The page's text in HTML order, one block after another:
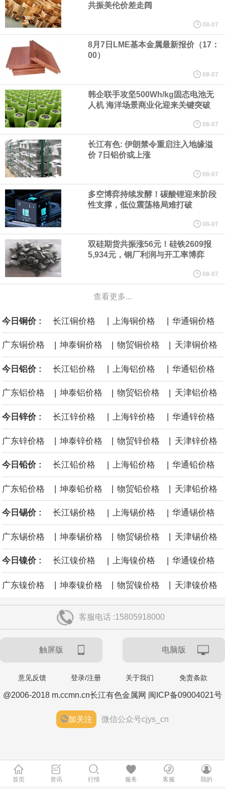
心技术等多项已商业化应用的核心技术并已应用于公司的高性能通
用人形机器人、四足机器人等产品。
美国总统特朗普6日否认他对国防部长赫格塞思不满，称对赫格塞思
所做的工作“非常满意”。特朗普在社交媒体上发帖称，一些媒体有关
他与赫格塞思就弹药短缺问题发生冲突的报道是“完全没有根据的谣
言”，他对赫格塞思所做的工作“非常满意”。
纽约期银突破64美元/盎司，日内涨3.91%。
据报道，威刚近日在法说会上表示，在需求增加、价格走高及货源
稳定的三大有利因素带动下，预期第3季度营运将优于第2季度，并
进一步扩大全年营运成果。
美国国会预算办公室（CBO）于当地时间5日发布报告称，美国海军
计划建造的15艘核动力“特朗普级”（Trump-class）战列舰，从研发
到采购的总费用可能高达2750亿美元，为美国有史以来最昂贵的水
面战舰项目之一。 根据CBO的初步估算，首舰造价约234亿美元，
后续14艘平均每艘约180亿美元。
黄金价格有望录得自今年1月以来最大单周涨幅。油价走弱为金价提
供支撑，同时投资者正等待美国非农就业数据，以寻找美国利率前
景的线索。StoneX高级分析师马特·辛普森表示，中东和平前景改善
海力士：龙仁工厂将生产高带宽内存（HBM）及其他下一代动态随
机存取存储器（DRAM）。
共振美伦价差走阔
08-07
8月7日LME基本金属最新报价（17：
00）
08-07
韩企联手攻坚500Wh/kg固态电池无
人机 海洋场景商业化迎来关键突破
08-07
长江有色: 伊朗禁令重启注入地缘溢
价 7日铝价或上涨
08-07
多空博弈持续发酵！碳酸锂迎来阶段
性支撑，低位震荡格局难打破
08-07
双硅期货共振涨56元！硅铁2609报
5,934元，钢厂利润与开工率博弈
08-07
查看更多...
今日铜价 : 长江铜价格 | 上海铜价格 | 华通铜价格
广东铜价格 | 坤泰铜价格 | 物贸铜价格 | 天津铜价格
今日铝价 : 长江铝价格 上海铝价格 华通铝价格
广东铝价格 | 坤泰铝价格 | 物贸铝价格 | 天津铝价格
今日锌价 : 长江锌价格 上海锌价格 华通锌价格
广东锌价格 | 坤泰锌价格 | 物贸锌价格 | 天津锌价格
今日铅价 : 长江铅价格 | 上海铅价格 | 华通铅价格
广东铅价格 坤泰铅价格 物贸铅价格 天津铅价格
今日锡价 : 长江锡价格 | 上海锡价格 | 华通锡价格
广东锡价格 坤泰锡价格 物贸锡价格 天津锡价格
今日镍价 : 长江镍价格 | 上海镍价格 | 华通镍价格
广东镍价格 | 坤泰镍价格 | 物贸镍价格 | 天津镍价格
客服电话 :15805918000
触屏版 电脑版
意见反馈 登录/注册 关于我们 免责条款
@2006-2018 m.ccmn.cn长江有色金属网 闽ICP备09004021号
加关注 微信公众号cjys_cn
首页 资讯 行情 服务 客服 我的